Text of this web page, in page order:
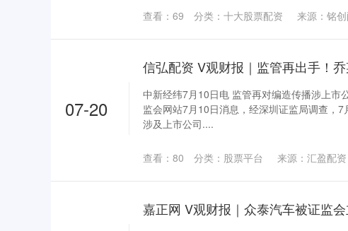
来源：铭
查看： 69 分类： 十大股票配资
07-20
中新经纬7月10日电 监管再对编造传播涉上市
监会网站7月10日消息，经深圳证监局调查，
涉及上市公司....
来源：汇盈配资
查看： 80 分类： 股票平台
嘉正网 V观财报｜众泰汽车被证监